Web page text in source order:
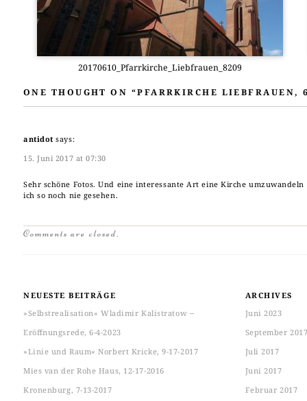
20170610_Pfarrkirche_Liebfrauen_8209
ONE THOUGHT ON “PFARRKIRCHE LIEBFRAUEN,
antidot says:
15. Juni 2017 at 07:30
Sehr schö­ne Fotos. Und eine inter­es­san­te Art eine Kir­che umzu­wan­deln
ich so noch nie gese­hen.
Comments are closed.
NEUESTE BEITRÄGE
»Selbstrealisation« Wladimir Kalistratow ‒
Eröffnungsrede, 6-4-2023
»Linie und Raum« Norbert Kricke, 9-17-2017
Mies van der Rohe Haus, 12-17-2016
Kronenburg, 7-13-2017
ARCHIVES
Juni 2023
September
Juli 2017
Juni 2017
Februar 2017